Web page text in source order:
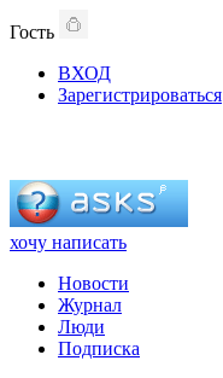
Гость
ВХОД
Зарегистрироваться
хочу написать
Новости
Журнал
Люди
Подписка